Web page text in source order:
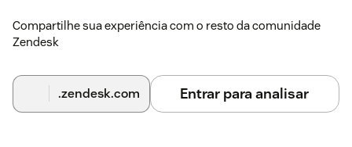
Compartilhe sua experiência com o resto da comunidade
Zendesk
.zendesk.com Entrar para analisar